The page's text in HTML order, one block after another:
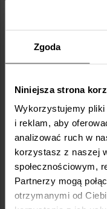
Zgoda
Niniejsza strona
Wykorzystujemy
i reklam, aby
analizować ruch w
korzystasz z naszej
społecznościowym,
Partnerzy mogą
otrzymanymi od
dobrane
oczu
Luteina, naturalnie
jarmuż lub szpinak,
antyoksydacyjne *.
źródłem jest
standaryzowany pod